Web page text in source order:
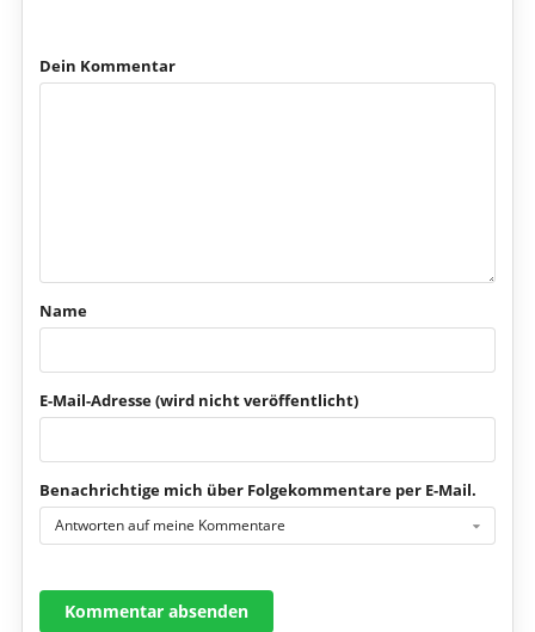
Dein Kommentar
Name
E-Mail-Adresse (wird nicht veröffentlicht)
Benachrichtige mich über Folgekommentare per E-Mail.
Antworten auf meine Kommentare
Kommentar absenden